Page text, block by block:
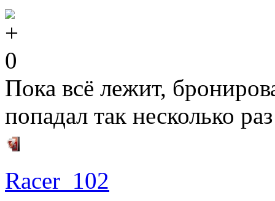
0
Пока всё лежит,
попадал так несколько
Racer_102